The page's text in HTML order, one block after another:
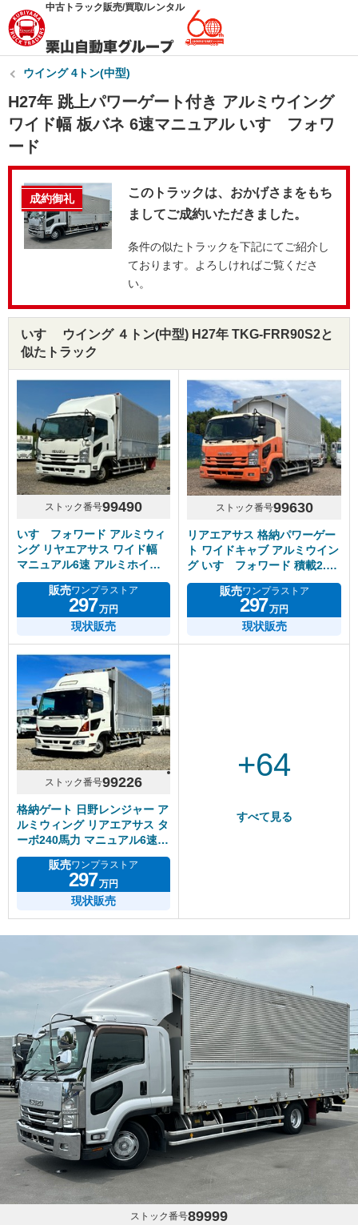
中古トラック販売/買取/レンタル
ウイング 4トン(中型)
H27年 跳上パワーゲート付き アルミウイング
ワイド幅 板バネ 6速マニュアル いすゞフォワ
ード
成約御礼
このトラックは、おかげさまをもち
ましてご成約いただきました。
条件の似たトラックを下記にてご紹介し
ております。よろしければご覧くださ
い。
いすゞ ウイング ４トン(中型) H27年 TKG-FRR90S2と
似たトラック
ストック番号99490
いすゞフォワード アルミウィ
ング リヤエアサス ワイド幅
マニュアル6速 アルミホイー
ル
販売ワンプラストア
297万円
現状販売
ストック番号99630
リアエアサス 格納パワーゲー
ト ワイドキャブ アルミウイン
グ いすゞフォワード 積載2.5
トン
販売ワンプラストア
297万円
現状販売
ストック番号99226
格納ゲート 日野レンジャー ア
ルミウィング リアエアサス タ
ーボ240馬力 マニュアル6速
積載2.3トン
販売ワンプラストア
297万円
現状販売
+64
すべて見る
ストック番号89999